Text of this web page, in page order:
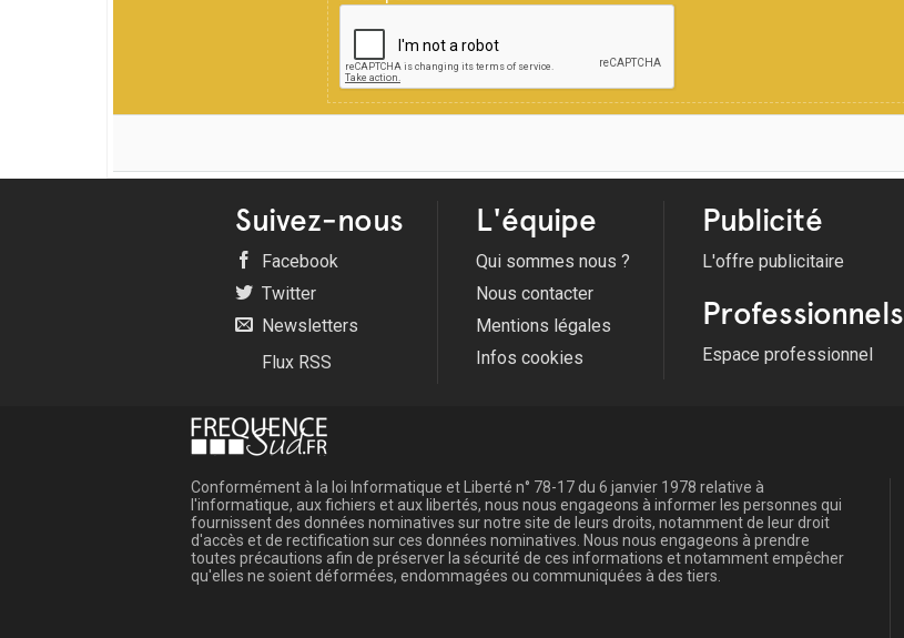
Suivez-nous
Facebook
Twitter
Newsletters
Flux RSS
L'équipe
Qui sommes nous ?
Nous contacter
Mentions légales
Infos cookies
Publicité
L'offre publicitaire
Professionnels
Espace professionnel
Conformément à la loi Informatique et Liberté n° 78-17 du 6 janvier 1978 relative à
l'informatique, aux fichiers et aux libertés, nous nous engageons à informer les personnes qui
fournissent des données nominatives sur notre site de leurs droits, notamment de leur droit
d'accès et de rectification sur ces données nominatives. Nous nous engageons à prendre
toutes précautions afin de préserver la sécurité de ces informations et notamment empêcher
qu'elles ne soient déformées, endommagées ou communiquées à des tiers.